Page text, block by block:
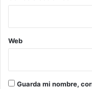
Web
Guarda mi nombre,